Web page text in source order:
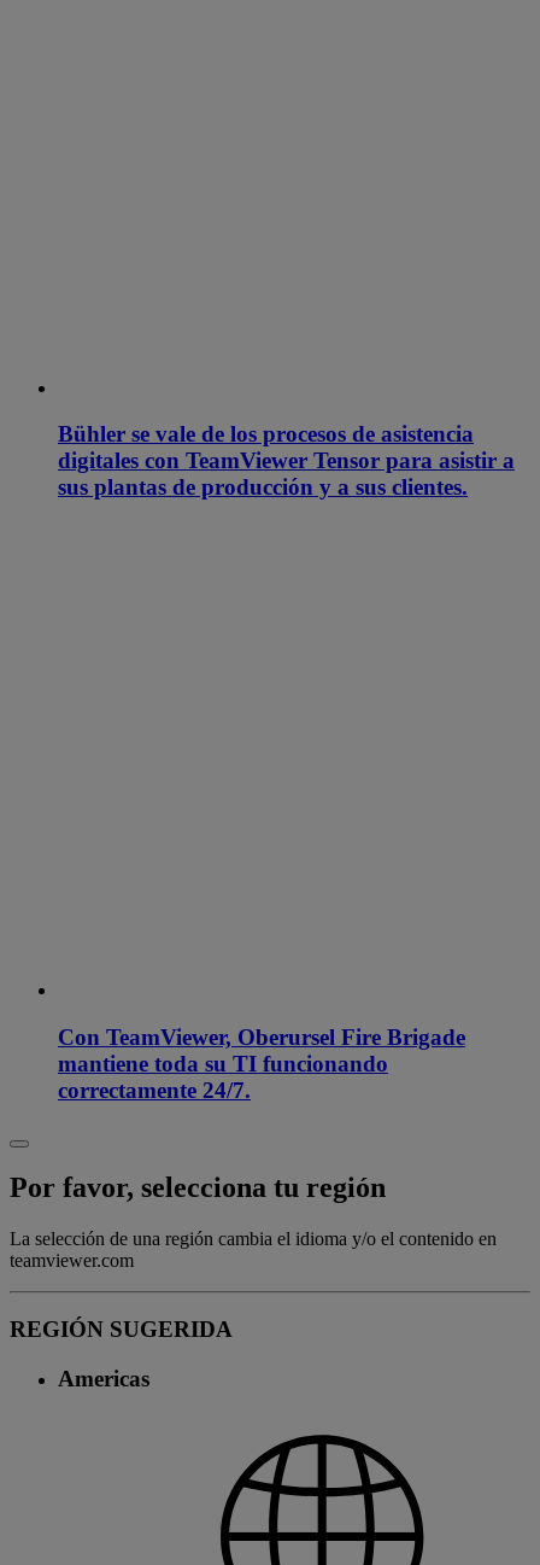
Bühler se vale de los procesos de asistencia
digitales con TeamViewer Tensor para asistir a
sus plantas de producción y a sus clientes.
Con TeamViewer, Oberursel Fire Brigade
mantiene toda su TI funcionando
correctamente 24/7.
Por favor, selecciona tu región
La selección de una región cambia el idioma y/o el contenido en
teamviewer.com
REGIÓN SUGERIDA
Americas